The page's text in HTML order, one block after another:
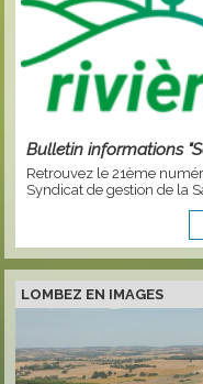
Bulletin informations
Retrouvez le 21ème
Syndicat de gestion de la
LOMBEZ EN IMAGES